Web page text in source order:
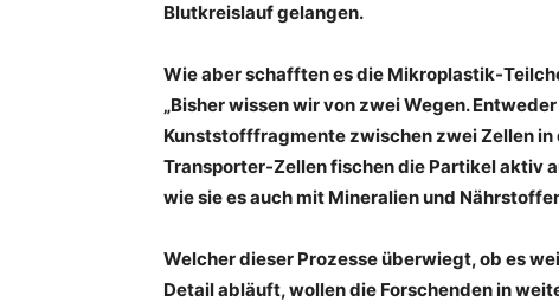
Blutkreislauf gelangen.
Wie aber schafften es die Mikroplastik-
„Bisher wissen wir von zwei Wegen.
Kunststofffragmente zwischen zwei Zellen
Transporter-Zellen fischen die Partikel aktiv
wie sie es auch mit Mineralien und
Welcher dieser Prozesse überwiegt, ob es
Detail abläuft, wollen die Forschenden in